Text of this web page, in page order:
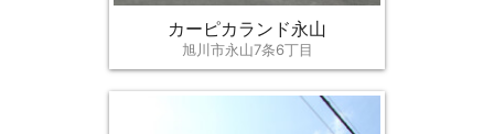
カーピカランド永山
旭川市永山7条6丁目